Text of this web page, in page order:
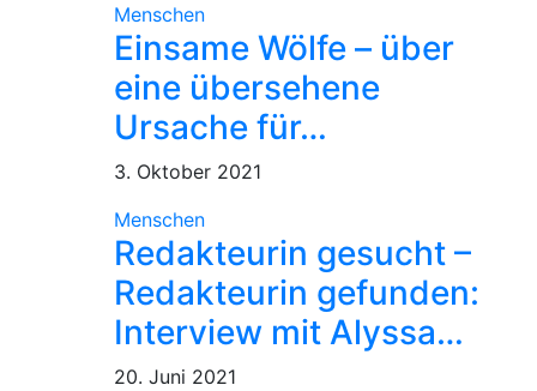
Menschen
Einsame Wölfe – über
eine über­sehene
Ursache für…
3. Oktober 2021
Menschen
Redakteurin gesucht –
Redakteurin gefunden:
Interview mit Alyssa…
20. Juni 2021